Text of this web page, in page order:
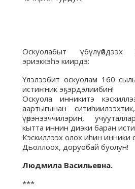
Оскуолабыт
эриэккэһэ киирдэ:
Үлэлээбит оскуолам 160
истиҥник эҕэрдэлиибин!
Оскуола инникитэ
аартыгынан
үөрэнээччилэрин,
кытта иннин диэки баран
Кэскиллээх олох иhин инники
Дьоллоох, доруобай буолун!
Людмила Васильевна.
***